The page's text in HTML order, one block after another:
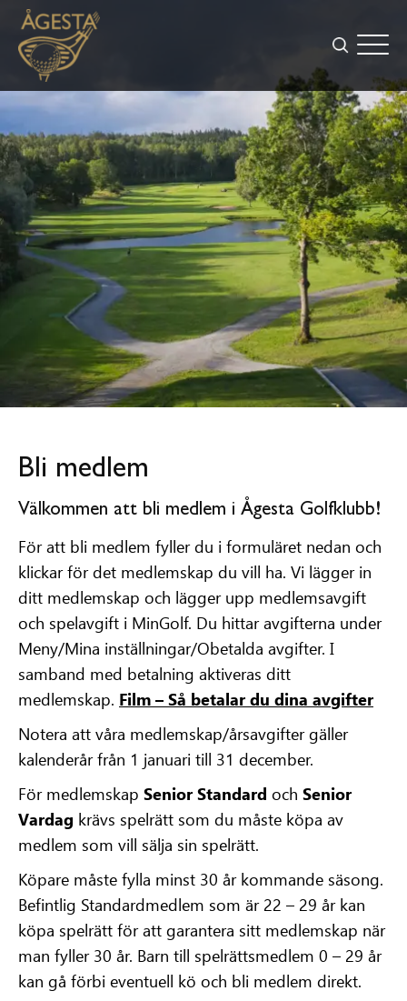
Bli medlem
Välkommen att bli medlem i Ågesta Golfklubb!
För att bli medlem fyller du i formuläret nedan och
klickar för det medlemskap du vill ha. Vi lägger in
ditt medlemskap och lägger upp medlemsavgift
och spelavgift i MinGolf. Du hittar avgifterna under
Meny/Mina inställningar/Obetalda avgifter. I
samband med betalning aktiveras ditt
medlemskap. Film – Så betalar du dina avgifter
Notera att våra medlemskap/årsavgifter gäller
kalenderår från 1 januari till 31 december.
För medlemskap Senior Standard och Senior
Vardag krävs spelrätt som du måste köpa av
medlem som vill sälja sin spelrätt.
Köpare måste fylla minst 30 år kommande säsong.
Befintlig Standardmedlem som är 22 – 29 år kan
köpa spelrätt för att garantera sitt medlemskap när
man fyller 30 år. Barn till spelrättsmedlem 0 – 29 år
kan gå förbi eventuell kö och bli medlem direkt.